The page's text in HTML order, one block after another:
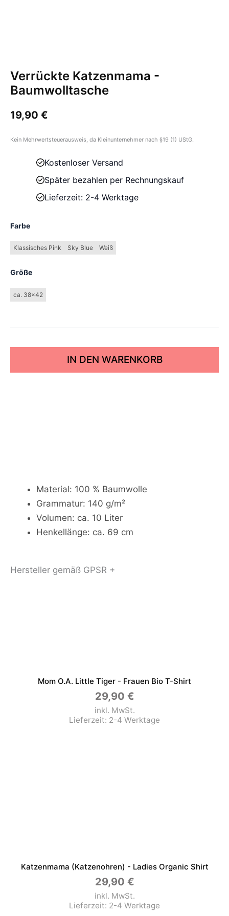
Verrückte Katzenmama -
Baumwolltasche
19,90 €
Kein Mehrwertsteuerausweis, da Kleinunternehmer nach §19 (1) UStG.
Kostenloser Versand
Später bezahlen per Rechnungskauf
Lieferzeit: 2-4 Werktage
Farbe
Klassisches Pink Sky Blue Weiß
Größe
ca. 38x42
IN DEN WARENKORB
Material: 100 % Baumwolle
Grammatur: 140 g/m²
Volumen: ca. 10 Liter
Henkellänge: ca. 69 cm
Hersteller gemäß GPSR +
Mom O.a. Little Tiger - Frauen Bio T-Shirt
29,90 €
inkl. MwSt.
Lieferzeit: 2-4 Werktage
Katzenmama (Katzenohren) - Ladies Organic Shirt
29,90 €
inkl. MwSt.
Lieferzeit: 2-4 Werktage